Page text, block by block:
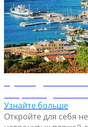
Узнайте больше
Откройте для себя